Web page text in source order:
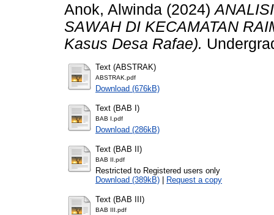
Anok, Alwinda (2024)
SAWAH DI KECAMATAN
Kasus Desa Rafae).
Text (ABSTRAK)
ABSTRAK.pdf
Download (676kB)
Text (BAB I)
BAB I.pdf
Download (286kB)
Text (BAB II)
BAB II.pdf
Restricted to Registered users only
Download (389kB) | Request a copy
Text (BAB III)
BAB III.pdf